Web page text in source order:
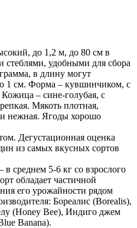
до 1,2 м, до 80 см в
удобными для сбора
в длину могут
1 см. Форма – кувшинчиком, с
– сине-голубая, с
Мякоть плотная,
и нежная. Ягоды хорошо
Дегустационная оценка
из самых вкусных сортов
в среднем 5-6 кг со взрослого
обладает частичной
его урожайности рядом
Бореалис (Borealis),
(Honey Bee), Индиго джем
Banana).